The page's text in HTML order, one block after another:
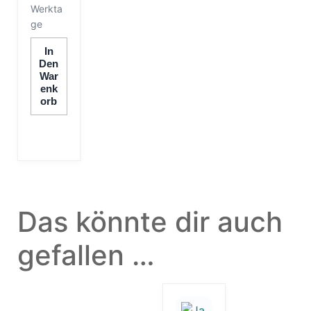
Werkta
ge
In
Den
War
Enk
Orb
Das könnte dir auch
gefallen …